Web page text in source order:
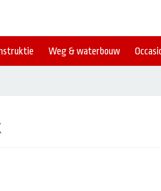
Weg & waterbouw